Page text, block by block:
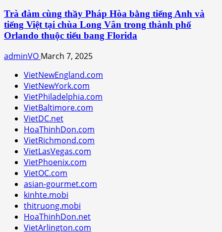
Trà đàm cùng thầy Pháp Hòa bằng tiếng Anh và
tiếng Việt tại chùa Long Vân trong thành phố
Orlando thuộc tiểu bang Florida
adminVO March 7, 2025
VietNewEngland.com
VietNewYork.com
VietPhiladelphia.com
VietBaltimore.com
VietDC.net
HoaThinhDon.com
VietRichmond.com
VietLasVegas.com
VietPhoenix.com
VietOC.com
asian-gourmet.com
kinhte.mobi
thitruong.mobi
HoaThinhDon.net
VietArlington.com